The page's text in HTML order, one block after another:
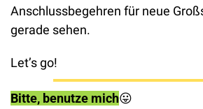
Anschlussbegehren für neue
gerade sehen.
Let’s go!
Bitte, benutze mich😛